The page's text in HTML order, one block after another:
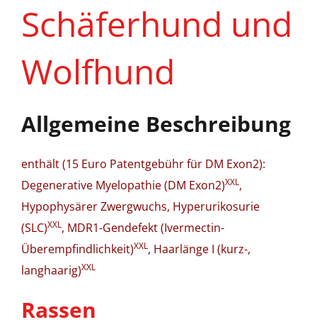
Schäferhund und
Wolfhund
Allgemeine Beschreibung
enthält (15 Euro Patentgebühr für DM Exon2):
Degenerative Myelopathie (DM Exon2)XXL,
Hypophysärer Zwergwuchs, Hyperurikosurie
(SLC)XXL, MDR1-Gendefekt (Ivermectin-
Überempfindlichkeit)XXL, Haarlänge I (kurz-,
langhaarig)XXL
Rassen